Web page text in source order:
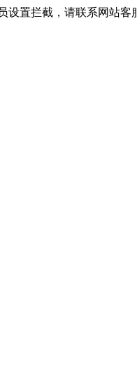
置拦截，请联系网站客